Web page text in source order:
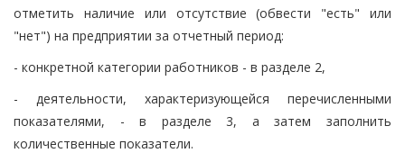
отметить наличие или отсутствие (обвести "есть" или
"нет") на предприятии за отчетный период:
- конкретной категории работников - в разделе 2,
- деятельности, характеризующейся перечисленными
показателями, - в разделе 3, а затем заполнить
количественные показатели.